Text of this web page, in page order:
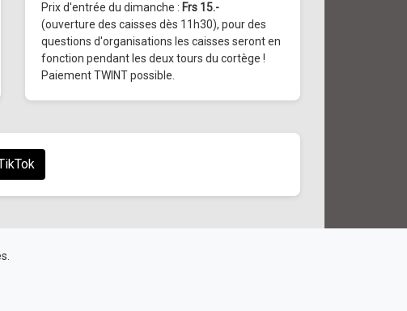
Prix d'entrée du dimanche : Frs 15.-
(ouverture des caisses dès 11h30), pour des
questions d'organisations les caisses seront en
fonction pendant les deux tours du cortège !
Paiement TWINT possible.